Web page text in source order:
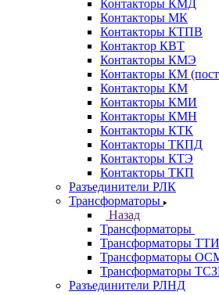
Контакторы КМД
Контакторы МК
Контакторы КТПВ
Контактор КВТ
Контакторы КМЭ
Контакторы КМ
Контакторы КМ
Контакторы КМИ
Контакторы КМН
Контакторы КТК
Контакторы ТКПД
Контакторы КТЭ
Контакторы ТКП
Разъединители РЛК
Трансформаторы
Назад
Трансформаторы
Трансформаторы ТТИ
Трансформаторы
Трансформаторы
Разъединители РЛНД